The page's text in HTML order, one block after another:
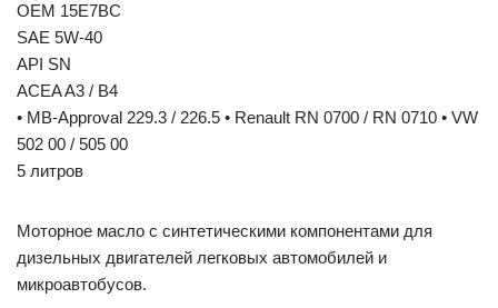
OEM 15E7BC
SAE 5W-40
API SN
ACEA A3 / B4
• MB-Approval 229.3 / 226.5 • Renault RN 0700 / RN 0710 • VW
502 00 / 505 00
5 литров
Моторное масло с синтетическими компонентами для
дизельных двигателей легковых автомобилей и
микроавтобусов.